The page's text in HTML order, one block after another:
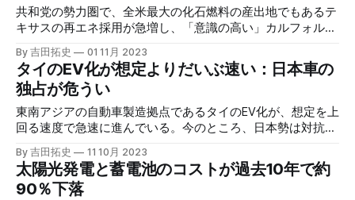
共和党の勢力圏で、全米最大の化石燃料の産出地でもあるテ
キサスの再エネ採用が急増し、「意識の高い」カルフォルニ
ア州を凌駕する勢いだ。熱波と経済合理性が州民を太陽光、
風力、蓄電池のセットに駆り立てている。
By 吉田拓史 01 11月 2023
タイのEV化が想定よりだいぶ速い：日本車の
独占が危うい
東南アジアの自動車製造拠点であるタイのEV化が、想定を上
回る速度で急速に進んでいる。今のところ、日本勢は対抗と
なるEVを出していない。同国政府は生産と消費のEV化を企
図しており、中国勢が市場を制圧するシナリオは、十分に有
り得るものになっている。
By 吉田拓史 11 10月 2023
太陽光発電と蓄電池のコストが過去10年で約
90％下落